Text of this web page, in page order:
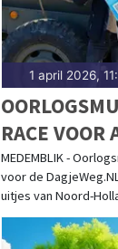
1 april 2026,
RACE VOOR
ERKENNING
MEDEMBLIK -
voor de
uitjes van Noord-